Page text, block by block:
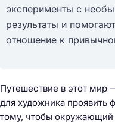
эксперименты с
результаты и
отношение к
Путешествие в этот мир
для художника проявить
тому, чтобы окружающий